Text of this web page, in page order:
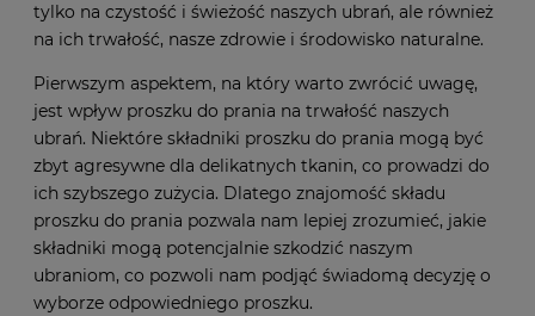
tylko na czystość i świeżość naszych ubrań, ale również
na ich trwałość, nasze zdrowie i środowisko naturalne.
Pierwszym aspektem, na który warto zwrócić uwagę,
jest wpływ proszku do prania na trwałość naszych
ubrań. Niektóre składniki proszku do prania mogą być
zbyt agresywne dla delikatnych tkanin, co prowadzi do
ich szybszego zużycia. Dlatego znajomość składu
proszku do prania pozwala nam lepiej zrozumieć, jakie
składniki mogą potencjalnie szkodzić naszym
ubraniom, co pozwoli nam podjąć świadomą decyzję o
wyborze odpowiedniego proszku.